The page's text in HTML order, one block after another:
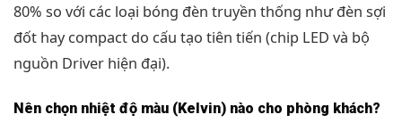
80% so với các loại bóng đèn truyền thống như đèn sợi
đốt hay compact do cấu tạo tiên tiến (chip LED và bộ
nguồn Driver hiện đại).
Nên chọn nhiệt độ màu (Kelvin) nào cho phòng khách?